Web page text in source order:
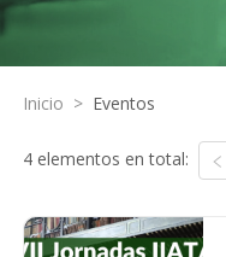
Inicio > Eventos
4 elementos en total: